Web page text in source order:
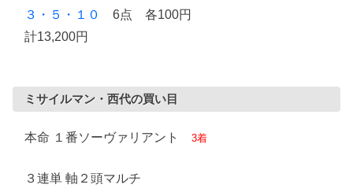
３・５・１０
6点 各100円
計13,200円
ミサイルマン・西代の買い目
本命 １番ソーヴァリアント3着
３連単 軸２頭マルチ